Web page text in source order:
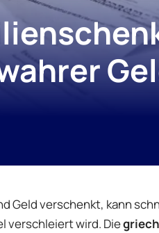
Geld verschenkt, kann
verschleiert wird. Die